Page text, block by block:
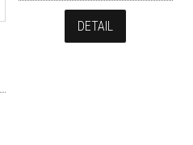
DETAIL